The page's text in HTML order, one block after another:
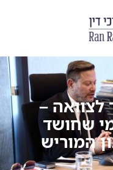
לצוואה –
שחושד
המוריש